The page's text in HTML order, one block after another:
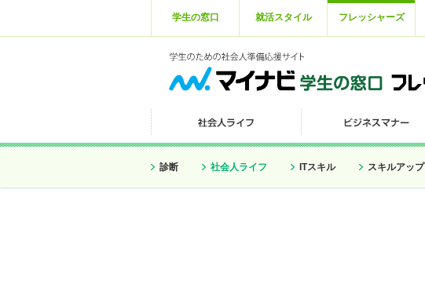
学生の窓口 就活スタイル フレッシャーズ
診断 社会人ライフ ITスキル スキルアップ